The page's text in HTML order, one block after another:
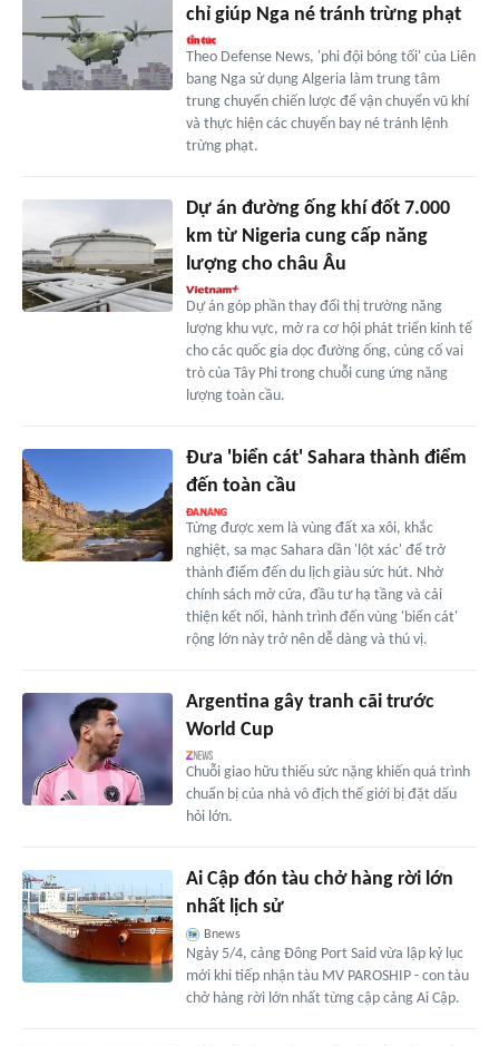
chỉ giúp Nga né tránh trừng phạt
Theo Defense News, 'phi đội bóng tối' của Liên
bang Nga sử dụng Algeria làm trung tâm
trung chuyển chiến lược để vận chuyển vũ khí
và thực hiện các chuyến bay né tránh lệnh
trừng phạt.
Dự án đường ống khí đốt 7.000
km từ Nigeria cung cấp năng
lượng cho châu Âu
Dự án góp phần thay đổi thị trường năng
lượng khu vực, mở ra cơ hội phát triển kinh tế
cho các quốc gia dọc đường ống, củng cố vai
trò của Tây Phi trong chuỗi cung ứng năng
lượng toàn cầu.
Đưa 'biển cát' Sahara thành điểm
đến toàn cầu
Từng được xem là vùng đất xa xôi, khắc
nghiệt, sa mạc Sahara dần 'lột xác' để trở
thành điểm đến du lịch giàu sức hút. Nhờ
chính sách mở cửa, đầu tư hạ tầng và cải
thiện kết nối, hành trình đến vùng 'biển cát'
rộng lớn này trở nên dễ dàng và thú vị.
Argentina gây tranh cãi trước
World Cup
Chuỗi giao hữu thiếu sức nặng khiến quá trình
chuẩn bị của nhà vô địch thế giới bị đặt dấu
hỏi lớn.
Ai Cập đón tàu chở hàng rời lớn
nhất lịch sử
Bnews
Ngày 5/4, cảng Đông Port Said vừa lập kỷ lục
mới khi tiếp nhận tàu MV PAROSHIP - con tàu
chở hàng rời lớn nhất từng cập cảng Ai Cập.